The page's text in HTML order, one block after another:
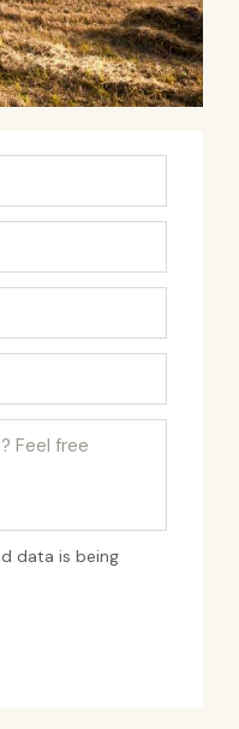
data is being